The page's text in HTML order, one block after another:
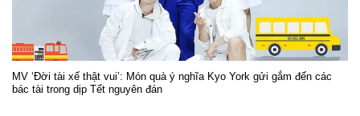
MV ‘Đời tài xế thật vui’: Món quà ý nghĩa Kyo York gửi gắm đến các
bác tài trong dịp Tết nguyên đán